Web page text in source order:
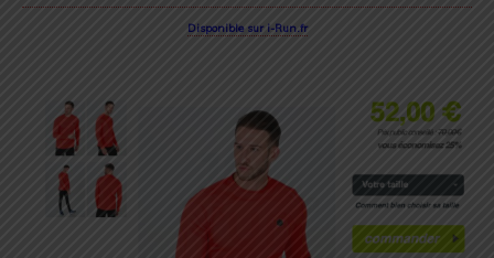
Disponible sur i-Run.fr